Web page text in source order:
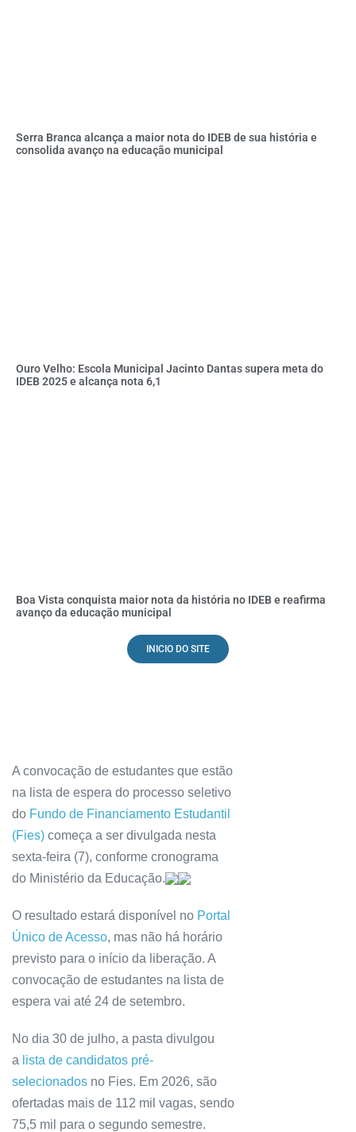
Serra Branca alcança a maior nota do IDEB de sua história e
consolida avanço na educação municipal
Ouro Velho: Escola Municipal Jacinto Dantas supera meta do
IDEB 2025 e alcança nota 6,1
Boa Vista conquista maior nota da história no IDEB e reafirma
avanço da educação municipal
INICIO DO SITE
A convocação de estudantes que estão
na lista de espera do processo seletivo
do Fundo de Financiamento Estudantil
(Fies) começa a ser divulgada nesta
sexta-feira (7), conforme cronograma
do Ministério da Educação.
O resultado estará disponível no Portal
Único de Acesso, mas não há horário
previsto para o início da liberação. A
convocação de estudantes na lista de
espera vai até 24 de setembro.
No dia 30 de julho, a pasta divulgou
a lista de candidatos pré-
selecionados no Fies. Em 2026, são
ofertadas mais de 112 mil vagas, sendo
75,5 mil para o segundo semestre.